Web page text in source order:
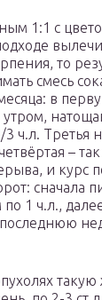
1:1 с
то
смесь
в
ч.л. Третья
–
и курс
сначала
1 ч.л.,
такую